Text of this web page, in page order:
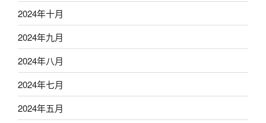
2024年十月
2024年九月
2024年八月
2024年七月
2024年五月